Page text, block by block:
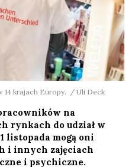
14 krajach Europy. / Uli Deck
na
rynkach do udział w
listopada mogą oni
i innych zajęciach
i psychiczne.